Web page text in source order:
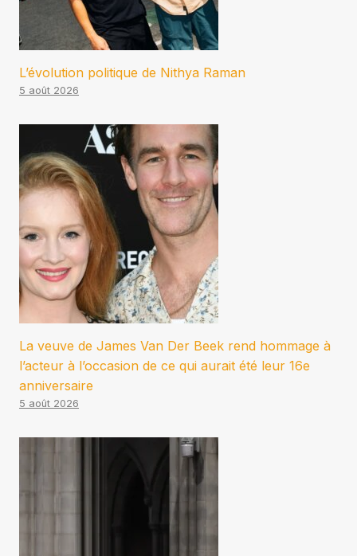
L’évolution politique de Nithya Raman
5 août 2026
La veuve de James Van Der Beek rend hommage à
l’acteur à l’occasion de ce qui aurait été leur 16e
anniversaire
5 août 2026